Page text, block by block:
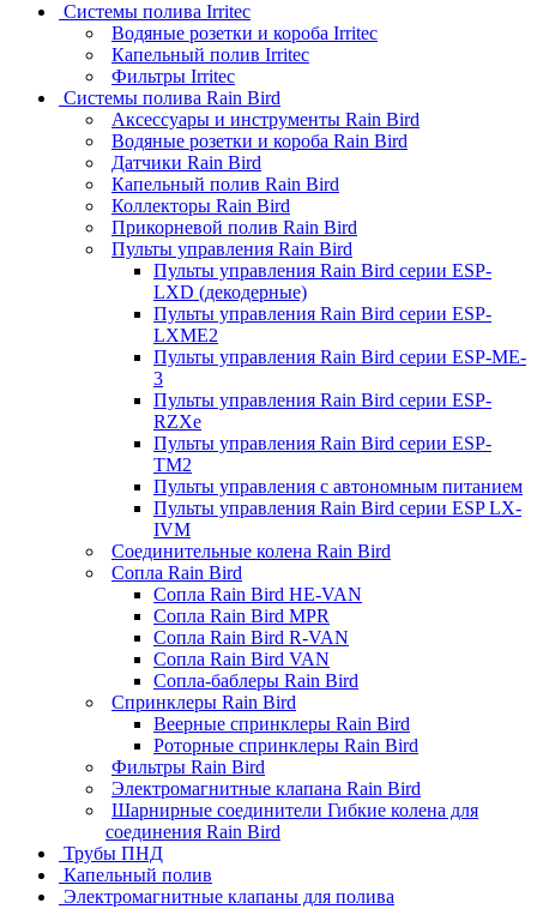
Системы полива Irritec
Водяные розетки и короба Irritec
Капельный полив Irritec
Фильтры Irritec
Системы полива Rain Bird
Аксессуары и инструменты Rain Bird
Водяные розетки и короба Rain Bird
Датчики Rain Bird
Капельный полив Rain Bird
Коллекторы Rain Bird
Прикорневой полив Rain Bird
Пульты управления Rain Bird
Пульты управления Rain Bird серии ESP-
LXD (декодерные)
Пульты управления Rain Bird серии ESP-
LXME2
Пульты управления Rain Bird серии ESP-ME-
3
Пульты управления Rain Bird серии ESP-
RZXe
Пульты управления Rain Bird серии ESP-
TM2
Пульты управления с автономным питанием
Пульты управления Rain Bird серии ESP LX-
IVM
Соединительные колена Rain Bird
Сопла Rain Bird
Сопла Rain Bird HE-VAN
Сопла Rain Bird MPR
Сопла Rain Bird R-VAN
Сопла Rain Bird VAN
Сопла-баблеры Rain Bird
Спринклеры Rain Bird
Веерные спринклеры Rain Bird
Роторные спринклеры Rain Bird
Фильтры Rain Bird
Электромагнитные клапана Rain Bird
Шарнирные соединители Гибкие колена для
соединения Rain Bird
Трубы ПНД
Капельный полив
Электромагнитные клапаны для полива